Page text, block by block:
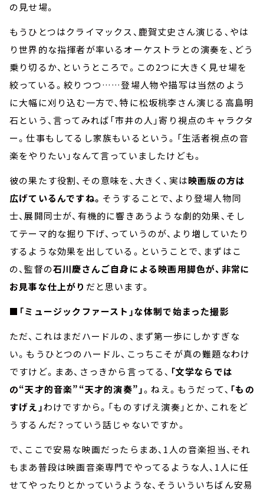
の見せ場。
もうひとつはクライマックス、鹿賀丈史さん演じる、やは
り世界的な指揮者が率いるオーケストラとの演奏を、どう
乗り切るか、というところで。この2つに大きく見せ場を
絞っている。絞りつつ……登場人物や描写は当然のよう
に大幅に刈り込む一方で、特に松坂桃李さん演じる高島明
石という、言ってみれば「市井の人」寄り視点のキャラクタ
ー。仕事もしてるし家族もいるという。「生活者視点の音
楽をやりたい」なんて言っていましたけども。
彼の果たす役割、その意味を、大きく、実は映画版の方は
広げているんですね。 そうすることで、より登場人物同
士、展開同士が、有機的に響きあうような劇的効果、そし
てテーマ的な掘り下げ、っていうのが、より増していたり
するような効果を出している。ということで、まずはこ
の、監督の石川慶さんご自身による映画用脚色が、非常に
お見事な仕上がり だと思います。
■「ミュージックファースト」な体制で始まった撮影
ただ、これはまだハードルの、まず第一歩にしかすぎな
い。もうひとつのハードル、こっちこそが真の難題なわけ
ですけど。まあ、さっきから言ってる、 「文学ならでは
の“天才的音楽”“天才的演奏” 」。ねえ。もうだって、 「もの
すげえ」わけですから。「ものすげえ演奏」とか、これをど
うするんだ？っていう話じゃないですか。
で、ここで安易な映画だったらまあ、 1 人の音楽担当、それ
もまあ普段は映画音楽専門でやってるような人、 1 人に任
せてやったりとかっていうような、そういういちばん安易